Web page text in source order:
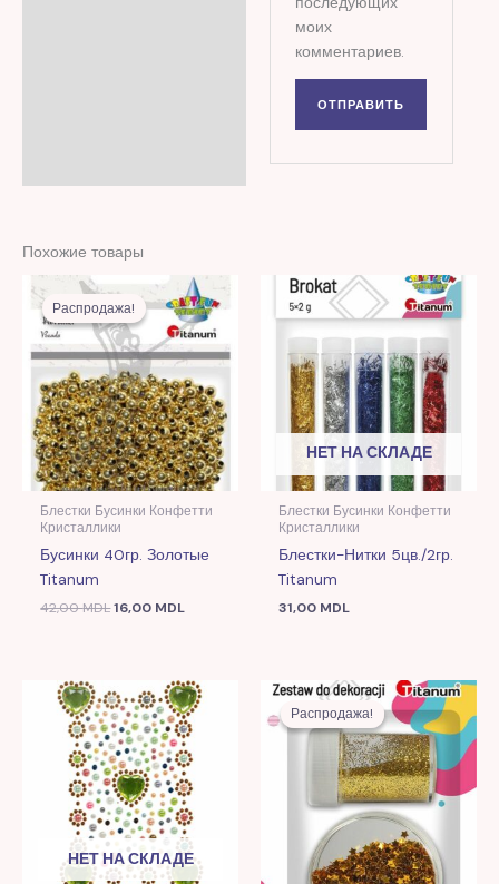
моих
комментариев.
Похожие товары
Распродажа!
Распродажа!
Блестки Бусинки Конфетти
Кристаллики
Бусинки 40гр. Золотые
Titanum
42,00MDL
Первоначальная
цена
составляла
42,00 MDL.
16,00 MDL
Текущая
цена:
16,00 MDL.
НЕТ НА СКЛАДЕ
Блестки Бусинки Конфетти
Кристаллики
Блестки-Нитки 5цв./2гр.
Titanum
31,00 MDL
НЕТ НА СКЛАДЕ
Распродажа!
Распродажа!
Первоначальная
цена
составляла
29,00 MDL.
Текущая
цена:
10,00 MDL.